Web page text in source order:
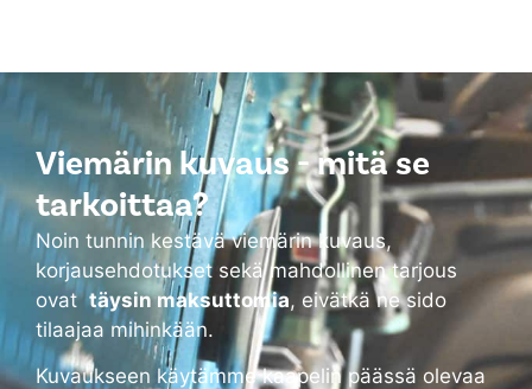
Viemärin kuvaus - mitä se
tarkoittaa?
Noin tunnin kestävä viemärin kuvaus,
korjausehdotukset sekä mahdollinen tarjous
ovat täysin maksuttomia, eivätkä ne sido
tilaajaa mihinkään.
Kuvaukseen käytämme kaapelin päässä olevaa